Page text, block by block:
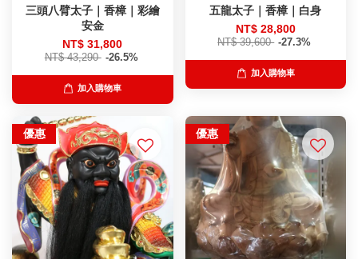
三頭八臂太子｜香樟｜彩繪
安金
NT$ 31,800
NT$ 43,290 -26.5%
加入購物車
五龍太子｜香樟｜白身
NT$ 28,800
NT$ 39,600 -27.3%
加入購物車
優惠 優惠